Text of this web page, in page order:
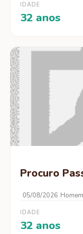
IDADE
32 anos
Procuro
05/08/2026
IDADE
32 anos